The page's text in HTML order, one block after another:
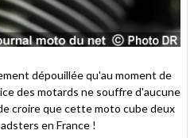
dépouillée qu'au moment de
des motards ne souffre d'aucune
croire que cette moto cube deux
en France !